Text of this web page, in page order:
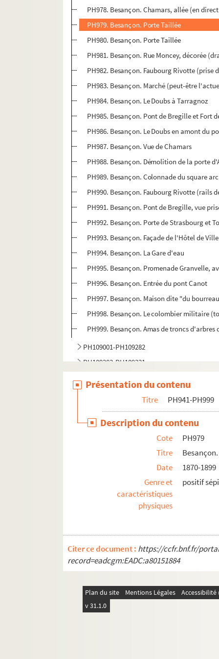
PH978. Besançon. Chamars, allée (en
PH979. Besançon. Porte Taillée
PH980. Besançon. Porte Taillée
PH981. Besançon. Rue Moncey, décorée
PH982. Besançon. Faubourg Rivotte
PH983. Besançon. Marché (peut-être
PH984. Besançon. Le Doubs à Tarragnoz
PH985. Besançon. Pont de Bregille et Fort
PH986. Besançon. Le Doubs en amont du
PH987. Besançon. Vue de Chamars
PH988. Besançon. Démolition de la porte
PH989. Besançon. Colonnade du square
PH990. Besançon. Faubourg Rivotte (rails
PH991. Besançon. Pont de Bregille, vue
PH992. Besançon. Porte de Strasbourg et
PH993. Besançon. Façade de l'Hôtel de
PH994. Besançon. La Gare d'eau
PH995. Besançon. Promenade Granvelle,
PH996. Besançon. Entrée du pont Canot
PH997. Besançon. Maison dite "du
PH998. Besançon. Le colombier militaire
PH999. Besançon. Amas de troncs
PH109001-PH109282
PH109283-PH109331
PH110772-PH110785 - L'Institut allemand en
Présentation du contenu
Titre PH941-PH999
Description du contenu
Cote
PH979
Titre
Date
1870-1899
Genre et
caractéristiques
physiques
positif
Citer ce document : https://ccfr.bnf.fr/
record=eadcgm:EADC:a80151884
Plan du site Mentions Légales
v 31.1.0